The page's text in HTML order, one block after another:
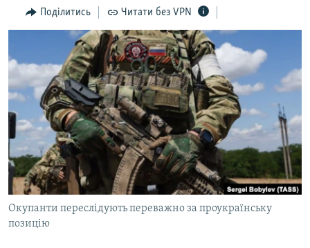
пошуку
ІНТЕРВ'Ю
ВСЕ ЗА ДЕНЬ
СПЕЦПРОЕКТИ
ДЕПОРТАЦІЯ
ВІДЕОУРОКИ «ELIFBE»
СВІДЧЕННЯ ОКУПАЦІЇ
УКРАЇНСЬКА ПРОБЛЕМА КРИМУ
ІНФОГРАФІКА
ЯК ОБІЙТИ БЛОКУВАННЯ
Русский
Qırımtatar
ДОЛУЧАЙСЯ!
Поділитись Читати без VPN
Окупанти переслідують переважно за проукраїнську
позицію